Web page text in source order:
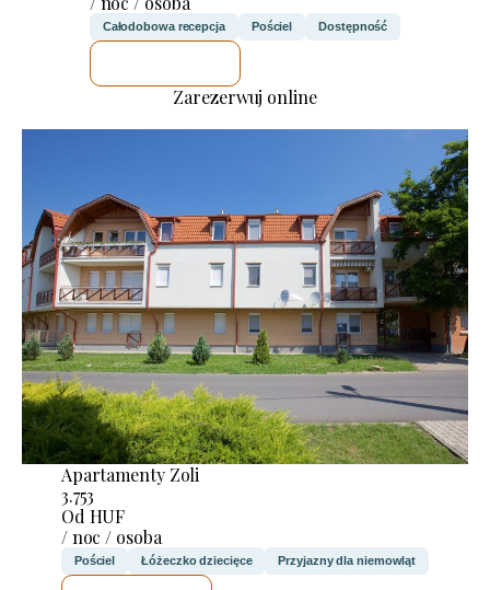
Całodobowa recepcja Pościel Dostępność
Zarezerwuj online
Apartamenty Zoli
3.753
Od HUF
/ noc / osoba
Pościel Łóżeczko dziecięce Przyjazny dla niemowląt